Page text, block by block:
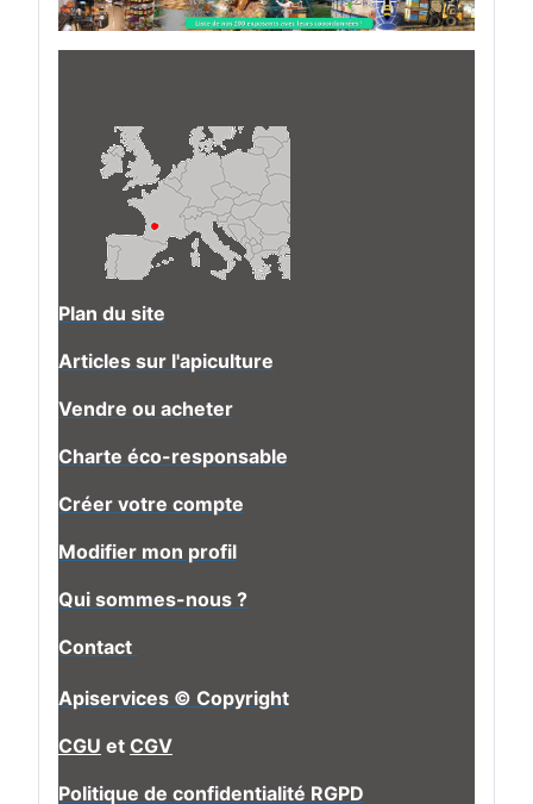
Plan du site
Articles sur l'apiculture
Vendre ou acheter
Charte éco-responsable
Créer votre compte
Modifier mon profil
Qui sommes-nous ?
Contact
Apiservices © Copyright
CGU et CGV
Politique de confidentialité RGPD